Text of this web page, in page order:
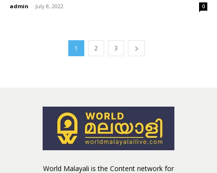
admin - July 8, 2022 0
1 2 3
World Malayali is the Content network for